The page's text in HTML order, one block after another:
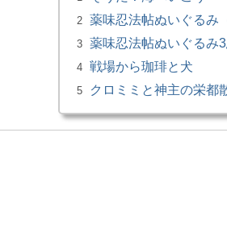
2 薬味忍法帖ぬいぐるみ
3 薬味忍法帖ぬいぐるみ
4 戦場から珈琲と犬
5 クロミミと神主の栄都